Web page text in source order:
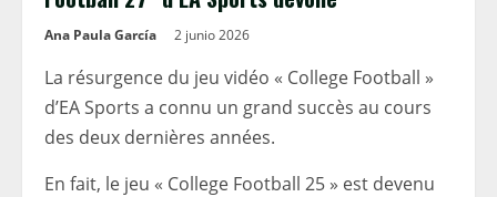
Ana Paula García 2 junio 2026
La résurgence du jeu vidéo « College Football »
d’EA Sports a connu un grand succès au cours
des deux dernières années.
En fait, le jeu « College Football 25 » est devenu